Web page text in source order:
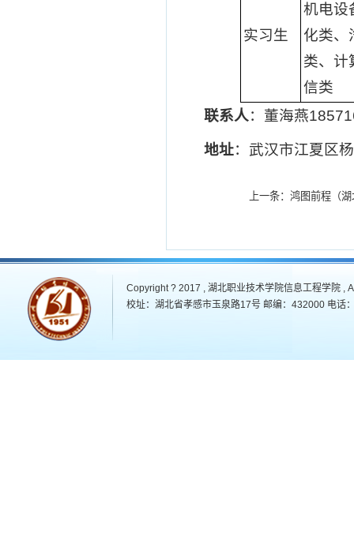
实习生
机电设
化类、
类、计
信类
联系人：董海燕
地址：武汉市江夏区
上一条： 鸿图前程（
Copyright ? 2017 , 湖北职业技术学院信息工程学院 ,
校址：湖北省孝感市玉泉路17号 邮编：432000 电话